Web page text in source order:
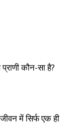
कौन-सा है?
में सिर्फ एक ही